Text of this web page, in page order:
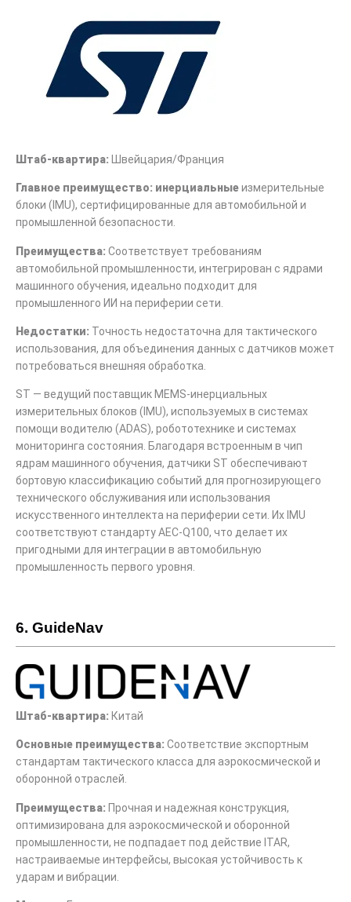
Штаб-квартира: Швейцария/Франция
Главное преимущество: инерциальныеизмерительные
блоки (IMU), сертифицированные для автомобильной и
промышленной безопасности.
Преимущества: Соответствует требованиям
автомобильной промышленности, интегрирован с ядрами
машинного обучения, идеально подходит для
промышленного ИИ на периферии сети.
Недостатки: Точность недостаточна для тактического
использования, для объединения данных с датчиков может
потребоваться внешняя обработка.
ST — ведущий поставщик MEMS-инерциальных
измерительных блоков (IMU), используемых в системах
помощи водителю (ADAS), робототехнике и системах
мониторинга состояния. Благодаря встроенным в чип
ядрам машинного обучения, датчики ST обеспечивают
бортовую классификацию событий для прогнозирующего
технического обслуживания или использования
искусственного интеллекта на периферии сети. Их IMU
соответствуют стандарту AEC-Q100, что делает их
пригодными для интеграции в автомобильную
промышленность первого уровня.
6. GuideNav
Штаб-квартира: Китай
Основные преимущества: Соответствие экспортным
стандартам тактического класса для аэрокосмической и
оборонной отраслей.
Преимущества: Прочная и надежная конструкция,
оптимизирована для аэрокосмической и оборонной
промышленности, не подпадает под действие ITAR,
настраиваемые интерфейсы, высокая устойчивость к
ударам и вибрации.